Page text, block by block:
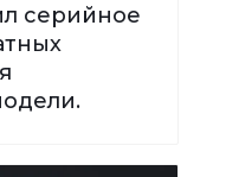
серийное